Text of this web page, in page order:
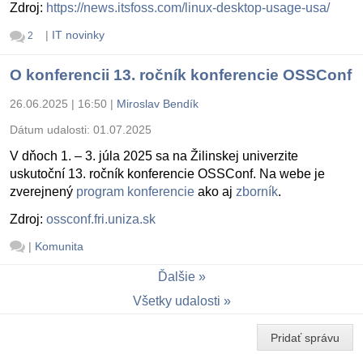
Zdroj: https://news.itsfoss.com/linux-desktop-usage-usa/
2 | IT novinky
O konferencii 13. ročník konferencie OSSConf
26.06.2025 | 16:50 | Miroslav Bendík
Dátum udalosti: 01.07.2025
V dňoch 1. – 3. júla 2025 sa na Žilinskej univerzite
uskutoční 13. ročník konferencie OSSConf. Na webe je
zverejnený program konferencie ako aj zborník.
Zdroj: ossconf.fri.uniza.sk
| Komunita
Ďalšie
Všetky udalosti
Pridať správu